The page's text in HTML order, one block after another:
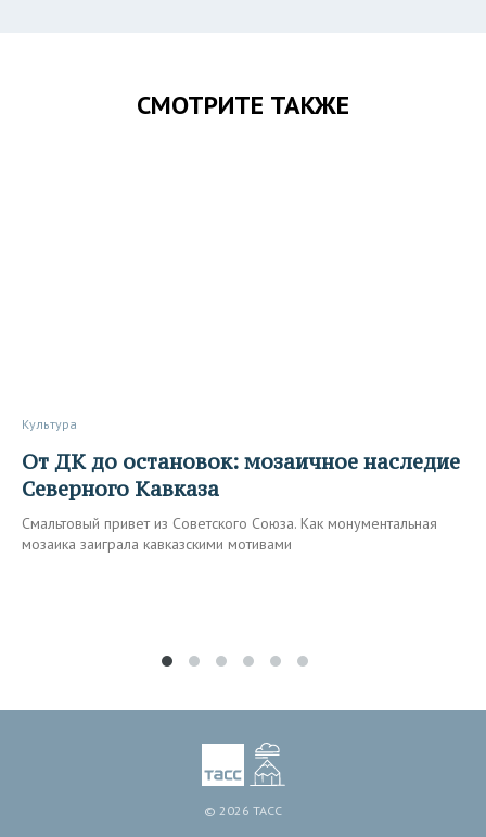
СМОТРИТЕ ТАКЖЕ
Культура
От ДК до остановок: мозаичное наследие
Северного Кавказа
Смальтовый привет из Советского Союза. Как монументальная
мозаика заиграла кавказскими мотивами
© 2026 ТАСС